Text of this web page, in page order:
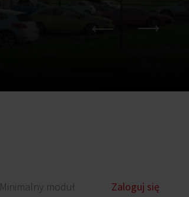
Minimalny moduł Zaloguj się